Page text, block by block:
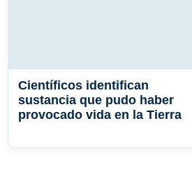
Científicos identifican
sustancia que pudo haber
provocado vida en la Tierra